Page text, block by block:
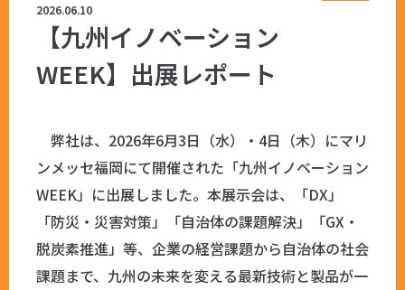
2026.06.10
【九州イノベーション
WEEK】出展レポート
弊社は、2026年6月3日（水）・4日（木）にマリ
ンメッセ福岡にて開催された「九州イノベーション
WEEK」に出展しました。本展示会は、「DX」
「防災・災害対策」「自治体の課題解決」「GX・
脱炭素推進」等、企業の経営課題から自治体の社会
課題まで、九州の未来を変える最新技術と製品が一